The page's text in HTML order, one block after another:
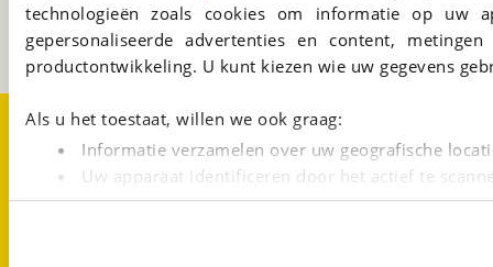
technologieën zoals cookies om informatie op
gepersonaliseerde advertenties en content,
productontwikkeling. U kunt kiezen wie uw gegevens
Als u het toestaat, willen we ook graag:
Informatie verzamelen over uw geografische
Uw apparaat identificeren door het actief te
Lees meer over hoe uw persoonlijke gegevens worden
Een initiatief van
BOVAG
Over viaBOVAG.nlDisclaimer- en Privacyverklaring
Cookievoorkeuren
Vacatures